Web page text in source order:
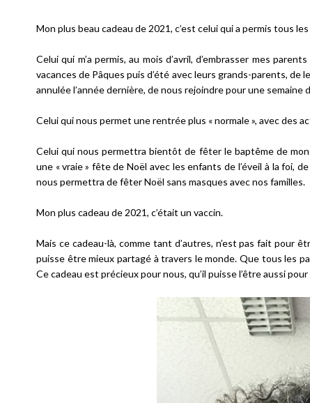
Mon plus beau cadeau de 2021, c’est celui qui a permis tous
Celui qui m’a permis, au mois d’avril, d’embrasser mes
vacances de Pâques puis d’été avec leurs grands-parents, de
annulée l’année dernière, de nous rejoindre pour une semaine
Celui qui nous permet une rentrée plus « normale », avec
Celui qui nous permettra bientôt de fêter le baptême de
une « vraie » fête de Noël avec les enfants de l’éveil à la foi,
nous permettra de fêter Noël sans masques avec nos familles.
Mon plus cadeau de 2021, c’était un vaccin.
Mais ce cadeau-là, comme tant d’autres, n’est pas fait pour
puisse être mieux partagé à travers le monde. Que tous les
Ce cadeau est précieux pour nous, qu’il puisse l’être aussi